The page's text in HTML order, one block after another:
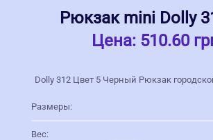
Рюкзак mini Dolly
Цена: 510.60
Dolly 312 Цвет 5 Черный Рюкзак
Размеры:
Вес: